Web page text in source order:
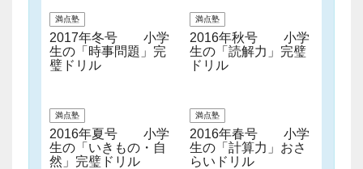
満点塾
2017年冬号 小学
生の「時事問題」完
璧ドリル
満点塾
2016年秋号 小学
生の「読解力」完璧
ドリル
満点塾
2016年夏号 小学
生の「いきもの・自
然」完璧ドリル
満点塾
2016年春号 小学
生の「計算力」おさ
らいドリル